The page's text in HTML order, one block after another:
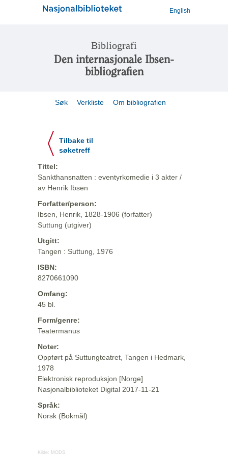
English
Bibliografi
Den internasjonale Ibsen-
bibliografien
Søk Verkliste Om bibliografien
Tilbake til
søketreff
Tittel:
Sankthansnatten : eventyrkomedie i 3 akter /
av Henrik Ibsen
Forfatter/person:
Ibsen, Henrik, 1828-1906 (forfatter)
Suttung (utgiver)
Utgitt:
Tangen : Suttung, 1976
ISBN:
8270661090
Omfang:
45 bl.
Form/genre:
Teatermanus
Noter:
Oppført på Suttungteatret, Tangen i Hedmark,
1978
Elektronisk reproduksjon [Norge]
Nasjonalbiblioteket Digital 2017-11-21
Språk:
Norsk (Bokmål)
Kilde: MODS